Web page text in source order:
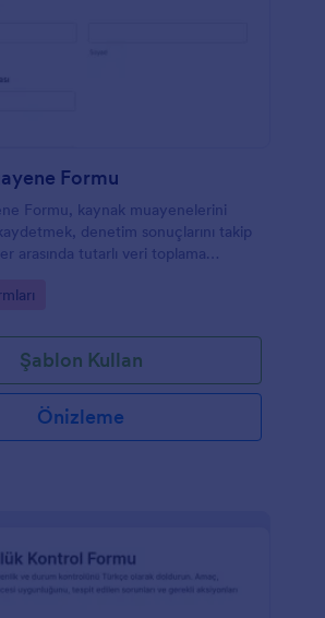
Formu
Formu, kaynak muayenelerini
denetim sonuçlarını takip
arasında tutarlı veri toplama
Şablon Kullan
Önizleme